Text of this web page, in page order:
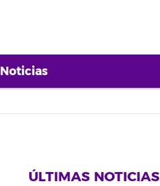
Noticias
ÚLTIMAS NOTICIAS